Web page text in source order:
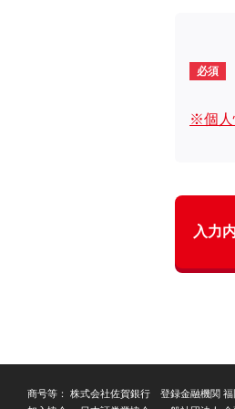
※個人
入力
商号等
株式会社佐賀銀行 登録金融機関 福